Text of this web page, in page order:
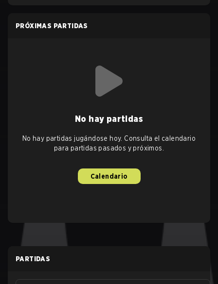
PRÓXIMAS PARTIDAS
No hay partidas
No hay partidas jugándose hoy. Consulta el calendario
para partidas pasados y próximos.
Calendario
PARTIDAS